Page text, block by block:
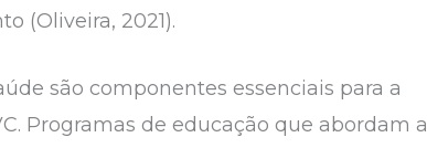
(Oliveira, 2021).
são componentes essenciais para a
Programas de educação que abordam a